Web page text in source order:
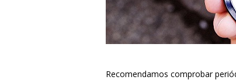
Recomendamos comprobar